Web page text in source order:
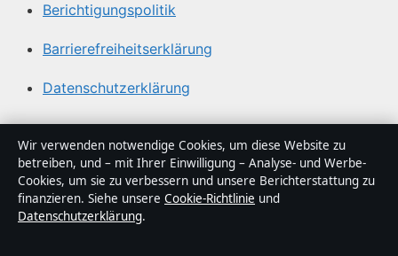
Berichtigungspolitik
Barrierefreiheitserklärung
Datenschutzerklärung
Über Sachstruktur in Kürze
Sachstruktur ist ein unabhängiger digitaler
Nachrichtenanbieter mit Fokus auf Politik, Wirtschaft,
Technik und Gesellschaft in Deutschland. Jeder Artikel
Wir verwenden notwendige Cookies, um diese Website zu
betreiben, und – mit Ihrer Einwilligung – Analyse- und Werbe-
Cookies, um sie zu verbessern und unsere Berichterstattung zu
finanzieren. Siehe unsere Cookie-Richtlinie und
Datenschutzerklärung.